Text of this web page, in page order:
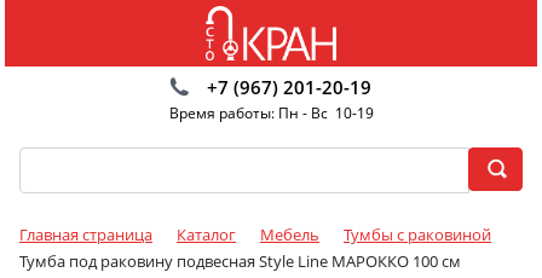
+7 (967) 201-20-19
Время работы: Пн - Вс 10-19
Главная страница Каталог Мебель
Тумбы с раковиной
Тумба под раковину подвесная Style Line МАРОККО 100 см